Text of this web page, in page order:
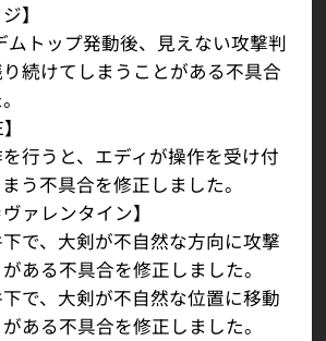
】
トップ発動後、見えない攻撃判
続けてしまうことがある不具合
行うと、エディが操作を受け付
う不具合を修正しました。
ァレンタイン】
で、大剣が不自然な方向に攻撃
ある不具合を修正しました。
で、大剣が不自然な位置に移動
ある不具合を修正しました。